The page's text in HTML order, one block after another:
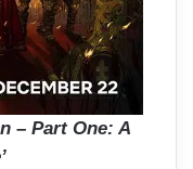
– Part One: A